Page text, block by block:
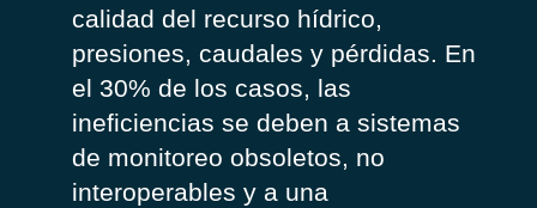
calidad del recurso hídrico,
presiones, caudales y pérdidas. En
el 30% de los casos, las
ineficiencias se deben a sistemas
de monitoreo obsoletos, no
interoperables y a una